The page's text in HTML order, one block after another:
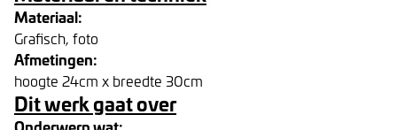
Materiaal:
Grafisch, foto
Afmetingen:
hoogte 24cm x breedte 30cm
Dit werk gaat over